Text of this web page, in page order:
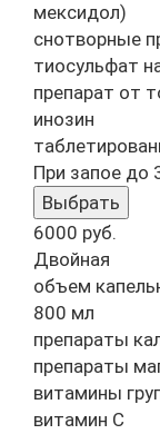
мексидол)
снотворные
тиосульфат
препарат от
инозин
При запое до
Выбрать
6000 руб.
Двойная
объем
800 мл
препараты
препараты
витамины
витамин C